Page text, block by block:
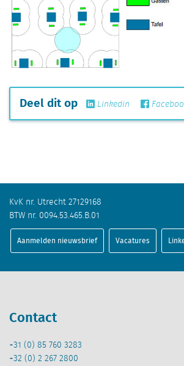
Deel dit op Linkedin
KvK nr. Utrecht 27129168
BTW nr. 0094.53.465.B.01
Aanmelden nieuwsbrief Vacatures
Contact
+31 (0) 85 760 3283
+32 (0) 2 267 2800